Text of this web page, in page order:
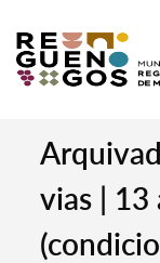
vias | 13